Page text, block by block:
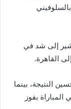
إلى شد في
القاهرة.
النتيجة، بينما
بفوز